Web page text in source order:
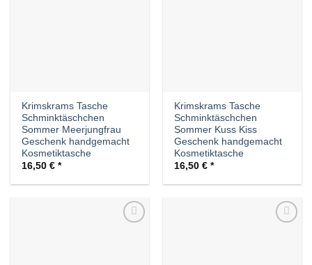
Krimskrams Tasche
Schminktäschchen
Sommer Meerjungfrau
Geschenk handgemacht
Kosmetiktasche
16,50€
Krimskrams Tasche
Schminktäschchen
Sommer Kuss Kiss
Geschenk handgemacht
Kosmetiktasche
16,50€